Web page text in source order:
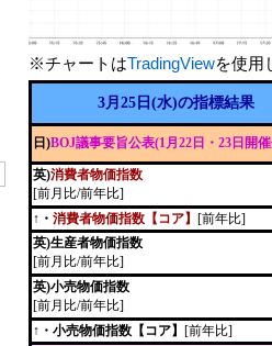
※チャートはTradingViewを使用
3月25日(水)の指標結果
日)BOJ議事要旨公表(1月22日・23日開
英)消費者物価指数
[前月比/前年比]
↑・ 消費者物価指数【コア】 [前年比]
英)生産者物価指数
[前月比/前年比]
英)小売物価指数
[前月比/前年比]
↑・小売物価指数【コア】 [前年比]